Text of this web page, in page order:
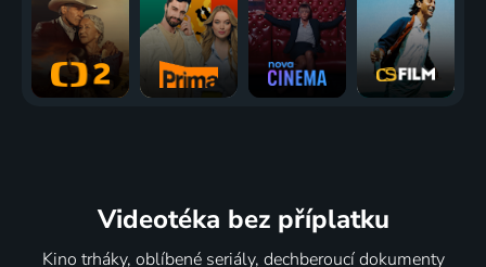
Videotéka bez příplatku
Kino trháky, oblíbené seriály, dechberoucí dokumenty